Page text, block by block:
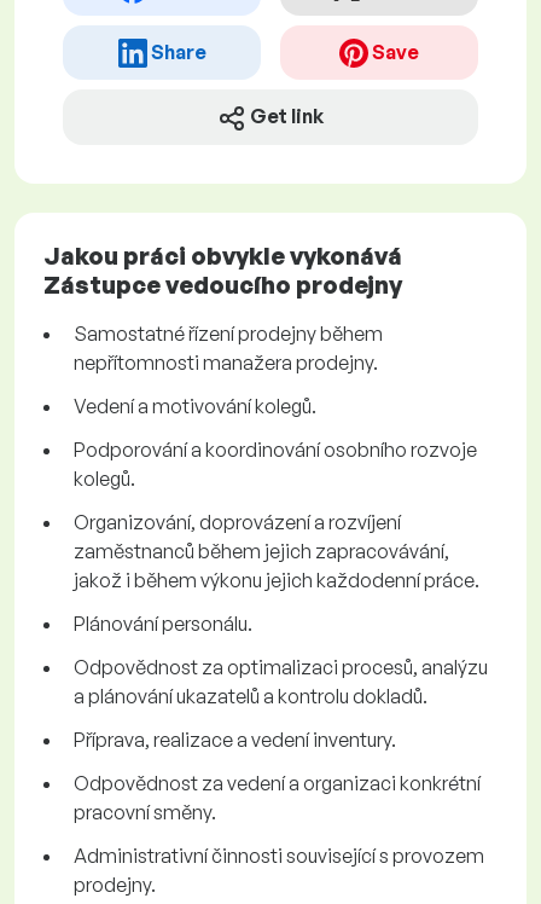
Share Save
Get link
Jakou práci obvykle vykonává
Zástupce vedoucího prodejny
Samostatné řízení prodejny během
nepřítomnosti manažera prodejny.
Vedení a motivování kolegů.
Podporování a koordinování osobního rozvoje
kolegů.
Organizování, doprovázení a rozvíjení
zaměstnanců během jejich zapracovávání,
jakož i během výkonu jejich každodenní práce.
Plánování personálu.
Odpovědnost za optimalizaci procesů, analýzu
a plánování ukazatelů a kontrolu dokladů.
Příprava, realizace a vedení inventury.
Odpovědnost za vedení a organizaci konkrétní
pracovní směny.
Administrativní činnosti související s provozem
prodejny.